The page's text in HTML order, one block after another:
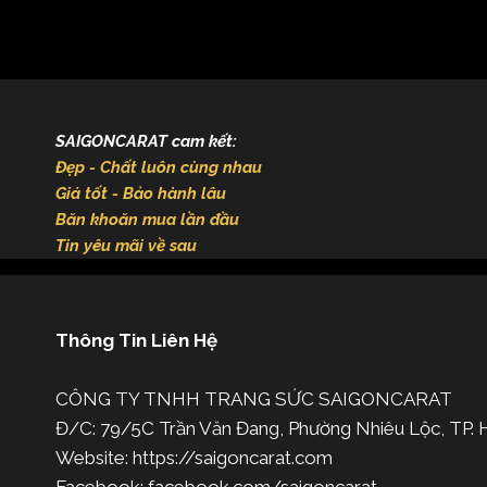
SAIGONCARAT cam kết:
Đẹp - Chất luôn cùng nhau
Giá tốt - Bảo hành lâu
Băn khoăn mua lần đầu
Tin yêu mãi về sau
Thông Tin Liên Hệ
CÔNG TY TNHH TRANG SỨC SAIGONCARAT
Đ/C: 79/5C Trần Văn Đang, Phường Nhiêu Lộc, TP.
Website: https://saigoncarat.com